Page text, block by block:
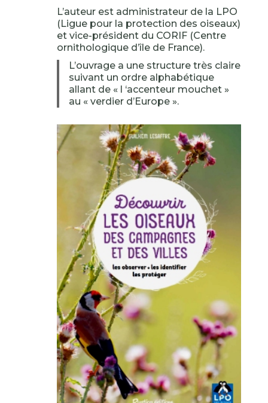
L’auteur est administrateur de la LPO
(Ligue pour la protection des oiseaux)
et vice-président du CORIF (Centre
ornithologique d’île de France).
L’ouvrage a une structure très claire
suivant un ordre alphabétique
allant de « l ‘accenteur mouchet »
au « verdier d’Europe ».